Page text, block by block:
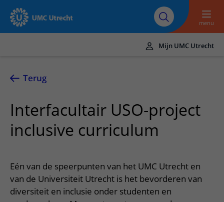
Naar hoofdinhoud
Over UMC
Utrecht
Research
Werken bij het UMC
Utrecht
menu
UMC Utrecht
Zorg en behandeling
Ziekten en aandoeningen
Poliklinieken
Verpleegafdelingen
Afspraak en opname
Bezoek aan de polikliniek
Opname in het ziekenhuis
Op bezoek in het UMC Utrecht
Apotheek
Contact en route
Spoed
Mijn UMC Utrecht
Terug
Interfacultair USO-project
inclusive curriculum
Eén van de speerpunten van het UMC Utrecht en
van de Universiteit Utrecht is het bevorderen van
diversiteit en inclusie onder studenten en